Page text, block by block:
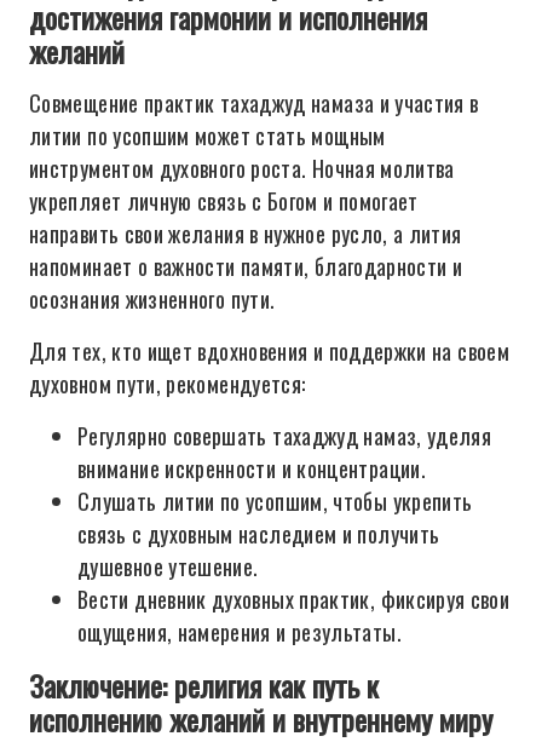
достижения гармонии и исполнения
желаний
Совмещение практик тахаджуд намаза и участия в
литии по усопшим может стать мощным
инструментом духовного роста. Ночная молитва
укрепляет личную связь с Богом и помогает
направить свои желания в нужное русло, а лития
напоминает о важности памяти, благодарности и
осознания жизненного пути.
Для тех, кто ищет вдохновения и поддержки на своем
духовном пути, рекомендуется:
Регулярно совершать тахаджуд намаз, уделяя
внимание искренности и концентрации.
Слушать литии по усопшим, чтобы укрепить
связь с духовным наследием и получить
душевное утешение.
Вести дневник духовных практик, фиксируя свои
ощущения, намерения и результаты.
Заключение: религия как путь к
исполнению желаний и внутреннему миру